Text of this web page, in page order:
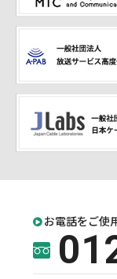
お電話をご使